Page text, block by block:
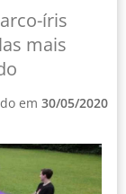
íris
mais
em 30/05/2020